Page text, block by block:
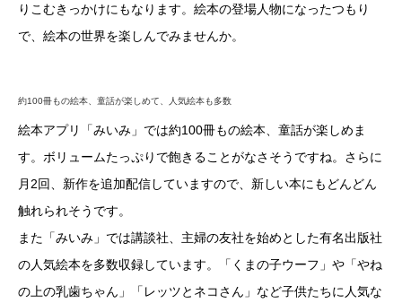
りこむきっかけにもなります。絵本の登場人物になったつもり
で、絵本の世界を楽しんでみませんか。
約100冊もの絵本、童話が楽しめて、人気絵本も多数
絵本アプリ「みいみ」では約100冊もの絵本、童話が楽しめま
す。ボリュームたっぷりで飽きることがなさそうですね。さらに
月2回、新作を追加配信していますので、新しい本にもどんどん
触れられそうです。
また「みいみ」では講談社、主婦の友社を始めとした有名出版社
の人気絵本を多数収録しています。「くまの子ウーフ」や「やね
の上の乳歯ちゃん」「レッツとネコさん」など子供たちに人気な